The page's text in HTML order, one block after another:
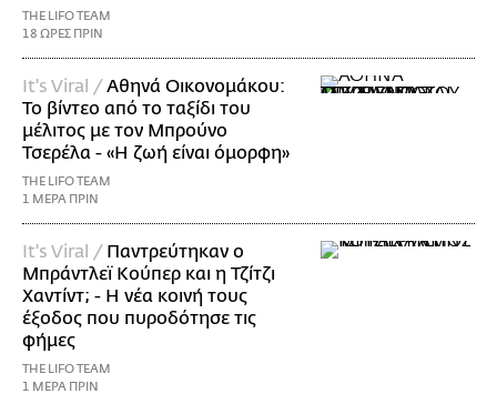
THE LIFO TEAM
18 ΩΡΕΣ ΠΡΙΝ
It's Viral /Αθηνά Οικονομάκου:
Το βίντεο από το ταξίδι του
μέλιτος με τον Μπρούνο
Τσερέλα - «Η ζωή είναι όμορφη»
THE LIFO TEAM
1 ΜΕΡΑ ΠΡΙΝ
It's Viral / Παντρεύτηκαν ο
Μπράντλεϊ Κούπερ και η Τζίτζι
Χαντίντ; - Η νέα κοινή τους
έξοδος που πυροδότησε τις
φήμες
THE LIFO TEAM
1 ΜΕΡΑ ΠΡΙΝ